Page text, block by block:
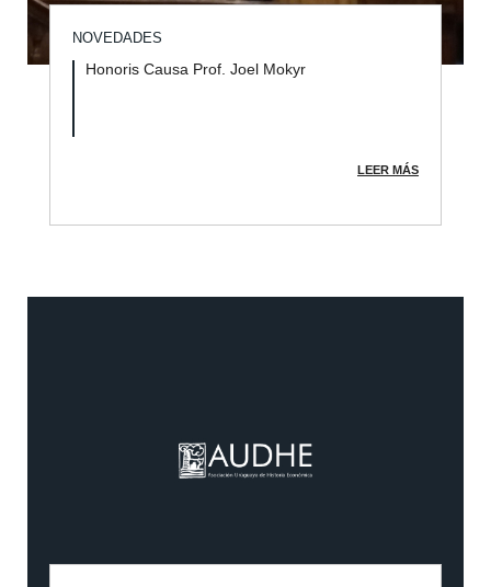
NOVEDADES
Honoris Causa Prof. Joel Mokyr
LEER MÁS